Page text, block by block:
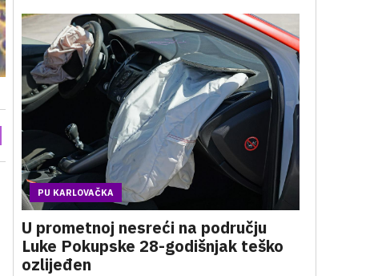
PU KARLOVAČKA
U prometnoj nesreći na području
Luke Pokupske 28-godišnjak teško
ozlijeđen